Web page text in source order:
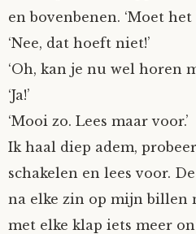
en bovenbenen. ‘Moet het
‘Nee, dat hoeft niet!’
‘Oh, kan je nu wel horen
‘Ja!’
‘Mooi zo. Lees maar voor.’
Ik haal diep adem,
schakelen en lees voor.
na elke zin op mijn billen
met elke klap iets meer